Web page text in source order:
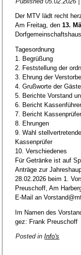
Der MTV lädt recht
Am Freitag, den13.
Tagesordnung
1. Begrüßung
2. Feststellung der
3. Ehrung der
4. Grußworte der Gäste
5. Berichte Vorstand
6. Bericht
7. Bericht
8. Ehrungen
9. Wahl
Kassenprüfer
10. Verschiedenes
Für Getränke ist auf
Anträge zur
28.02.2026 beim 1.
Preuschoff, Am
E-Mail an
Im Namen des
gez: Frank Preuschoff
Posted in Info's